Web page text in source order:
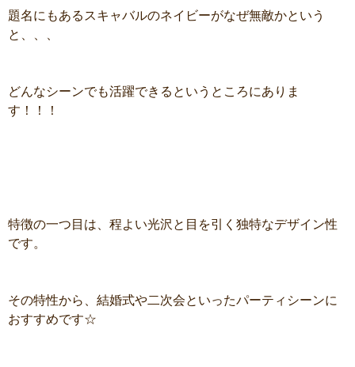
題名にもあるスキャバルのネイビーがなぜ無敵かという
と、、、
どんなシーンでも活躍できるというところにありま
す！！！
特徴の一つ目は、程よい光沢と目を引く独特なデザイン性
です。
その特性から、結婚式や二次会といったパーティシーンに
おすすめです☆